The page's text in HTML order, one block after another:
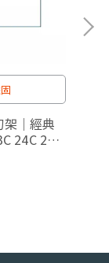
｜經典
24C 25C